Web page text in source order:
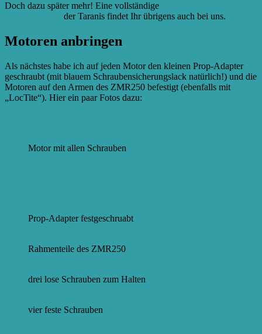
Doch dazu später mehr! Eine vollständige
der Taranis findet Ihr übrigens auch bei uns.
Motoren anbringen
Als nächstes habe ich auf jeden Motor den kleinen Prop-Adapter
geschraubt (mit blauem Schraubensicherungslack natürlich!) und die
Motoren auf den Armen des ZMR250 befestigt (ebenfalls mit
„LocTite“). Hier ein paar Fotos dazu:
Motor mit allen Schrauben
Prop-Adapter festgeschruabt
Rahmenteile des ZMR250
drei lose Schrauben zum Halten
vier feste Schrauben